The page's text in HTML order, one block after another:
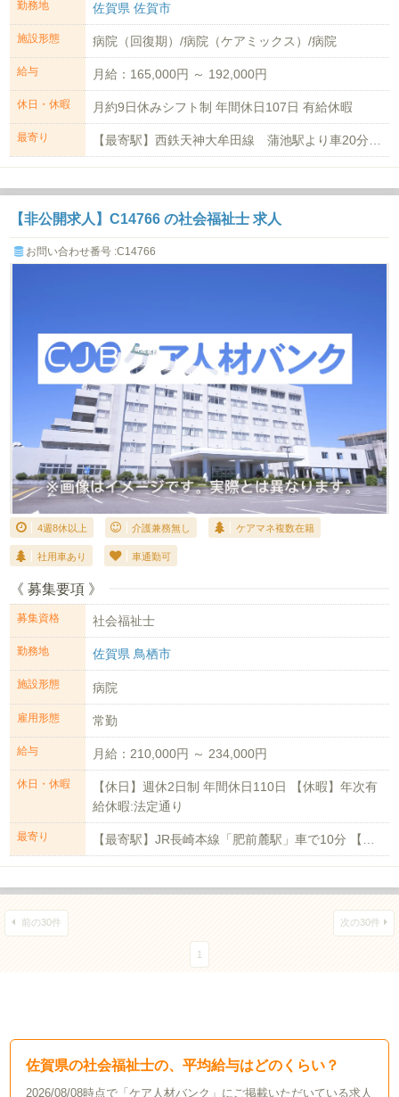
勤務地 佐賀県 佐賀市
施設形態 病院（回復期）/病院（ケアミックス）/病院
給与 月給：165,000円 ～ 192,000円
休日・休暇 月約9日休みシフト制 年間休日107日 有給休暇
最寄り
【非公開求人】C14766 の社会福祉士 求人
お問い合わせ番号 :C14766
4週8休以上 介護兼務無し ケアマネ複数在籍
社用車あり 車通勤可
《 募集要項 》
募集資格 社会福祉士
勤務地 佐賀県 鳥栖市
施設形態 病院
雇用形態 常勤
給与 月給：210,000円 ～ 234,000円
休日・休暇
【休日】週休2日制 年間休日110日 【休暇】年次有
給休暇:法定通り
最寄り
前の30件 次の30件
1
佐賀県の社会福祉士の、平均給与はどのくらい？
2026/08/08時点で「ケア人材バンク」にご掲載いただいている求人